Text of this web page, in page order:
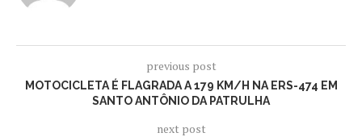
previous post
MOTOCICLETA É FLAGRADA A 179 KM/H NA ERS-474 EM
SANTO ANTÔNIO DA PATRULHA
next post